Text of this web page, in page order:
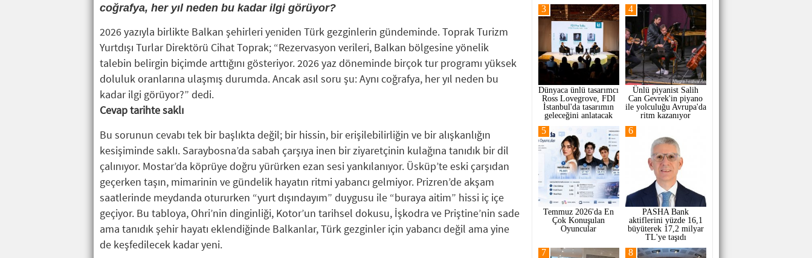
coğrafya, her yıl neden bu kadar ilgi görüyor?
2026 yazıyla birlikte Balkan şehirleri yeniden Türk gezginlerin gündeminde. Toprak Turizm
Yurtdışı Turlar Direktörü Cihat Toprak; “Rezervasyon verileri, Balkan bölgesine yönelik
talebin belirgin biçimde arttığını gösteriyor. 2026 yaz döneminde birçok tur programı yüksek
doluluk oranlarına ulaşmış durumda. Ancak asıl soru şu: Aynı coğrafya, her yıl neden bu
kadar ilgi görüyor?” dedi.
Cevap tarihte saklı
Bu sorunun cevabı tek bir başlıkta değil; bir hissin, bir erişilebilirliğin ve bir alışkanlığın
kesişiminde saklı. Saraybosna’da sabah çarşıya inen bir ziyaretçinin kulağına tanıdık bir dil
çalınıyor. Mostar’da köprüye doğru yürürken ezan sesi yankılanıyor. Üsküp’te eski çarşıdan
geçerken taşın, mimarinin ve gündelik hayatın ritmi yabancı gelmiyor. Prizren’de akşam
saatlerinde meydanda otururken “yurt dışındayım” duygusu ile “buraya aitim” hissi iç içe
geçiyor. Bu tabloya, Ohri’nin dinginliği, Kotor’un tarihsel dokusu, İşkodra ve Priştine’nin sade
ama tanıdık şehir hayatı eklendiğinde Balkanlar, Türk gezginler için yabancı değil ama yine
de keşfedilecek kadar yeni.
Dünyaca ünlü tasarımcı
Ross Lovegrove, FDI
İstanbul'da tasarımın
geleceğini anlatacak
3
Ünlü piyanist Salih
Can Gevrek'in piyano
ile yolculuğu Avrupa'da
ritm kazanıyor
4
Temmuz 2026'da En
Çok Konuşulan
Oyuncular
5
PASHA Bank
aktiflerini yüzde 16,1
büyüterek 17,2 milyar
TL'ye taşıdı
6
7 8